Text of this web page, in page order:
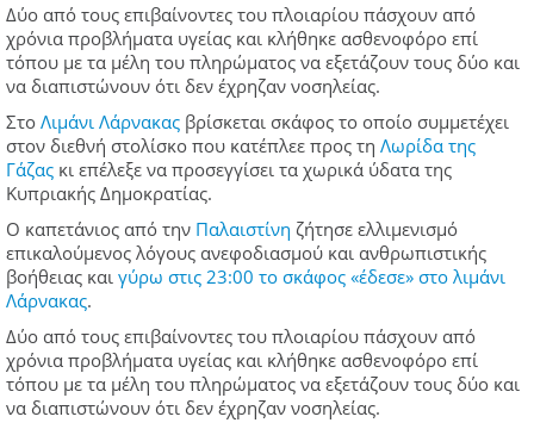
Δύο από τους επιβαίνοντες του πλοιαρίου πάσχουν από
χρόνια προβλήματα υγείας και κλήθηκε ασθενοφόρο επί
τόπου με τα μέλη του πληρώματος να εξετάζουν τους δύο και
να διαπιστώνουν ότι δεν έχρηζαν νοσηλείας.
Στο Λιμάνι Λάρνακας βρίσκεται σκάφος το οποίο συμμετέχει
στον διεθνή στολίσκο που κατέπλεε προς τη Λωρίδα της
Γάζας κι επέλεξε να προσεγγίσει τα χωρικά ύδατα της
Κυπριακής Δημοκρατίας.
Ο καπετάνιος από την Παλαιστίνη ζήτησε ελλιμενισμό
επικαλούμενος λόγους ανεφοδιασμού και ανθρωπιστικής
βοήθειας και γύρω στις 23:00 το σκάφος «έδεσε» στο λιμάνι
Λάρνακας.
Δύο από τους επιβαίνοντες του πλοιαρίου πάσχουν από
χρόνια προβλήματα υγείας και κλήθηκε ασθενοφόρο επί
τόπου με τα μέλη του πληρώματος να εξετάζουν τους δύο και
να διαπιστώνουν ότι δεν έχρηζαν νοσηλείας.